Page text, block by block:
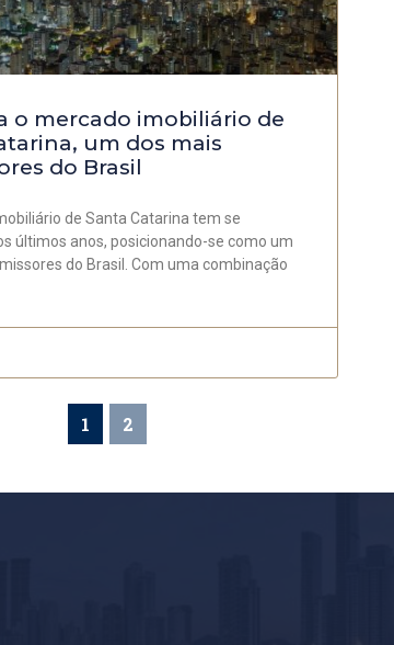
o mercado imobiliário de
um dos mais
do Brasil
de Santa Catarina tem se
últimos anos, posicionando-se como um
do Brasil. Com uma combinação
1 2